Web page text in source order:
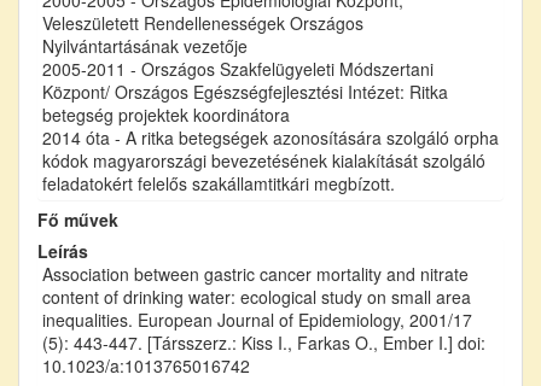
Veleszületett Rendellenességek Országos
Nyilvántartásának vezetője
2005-2011 - Országos Szakfelügyeleti Módszertani
Központ/ Országos Egészségfejlesztési Intézet: Ritka
betegség projektek koordinátora
2014 óta - A ritka betegségek azonosítására szolgáló orpha
kódok magyarországi bevezetésének kialakítását szolgáló
feladatokért felelős szakállamtitkári megbízott.
Fő művek
Leírás
Association between gastric cancer mortality and nitrate
content of drinking water: ecological study on small area
inequalities. European Journal of Epidemiology, 2001/17
(5): 443-447. [Társszerz.: Kiss I., Farkas O., Ember I.] doi:
10.1023/a:1013765016742